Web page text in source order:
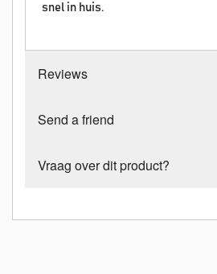
snel in huis.
Reviews
Send a friend
Vraag over dit product?